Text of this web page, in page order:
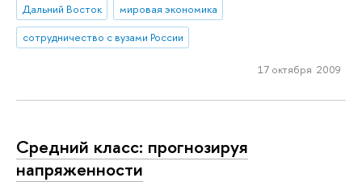
Дальний Восток
мировая экономика
сотрудничество с вузами России
17 октября 2009
Средний класс: прогнозируя
напряженности